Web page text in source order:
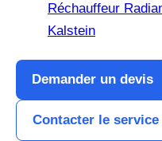
Réchauffeur
Kalstein
Demander un devis
Contacter le service